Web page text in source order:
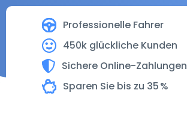
Professionelle Fahrer
450k glückliche Kunden
Sichere Online-Zahlungen
Sparen Sie bis zu 35 %